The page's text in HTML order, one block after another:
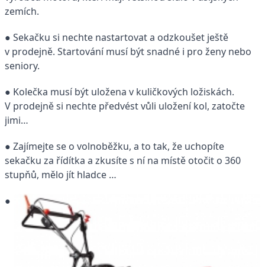
zemích.
● Sekačku si nechte nastartovat a odzkoušet ještě
v prodejně. Startování musí být snadné i pro ženy nebo
seniory.
● Kolečka musí být uložena v kuličkových ložiskách.
V prodejně si nechte předvést vůli uložení kol, zatočte
jimi…
● Zajímejte se o volnoběžku, a to tak, že uchopíte
sekačku za řídítka a zkusíte s ní na místě otočit o 360
stupňů, mělo jít hladce …
●